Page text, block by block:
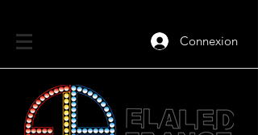
Connexion